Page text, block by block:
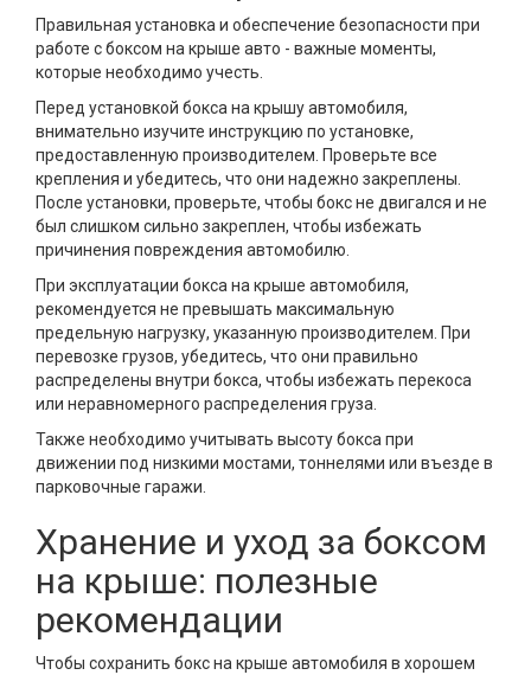
Правильная установка и обеспечение безопасности при
работе с боксом на крыше авто - важные моменты,
которые необходимо учесть.
Перед установкой бокса на крышу автомобиля,
внимательно изучите инструкцию по установке,
предоставленную производителем. Проверьте все
крепления и убедитесь, что они надежно закреплены.
После установки, проверьте, чтобы бокс не двигался и не
был слишком сильно закреплен, чтобы избежать
причинения повреждения автомобилю.
При эксплуатации бокса на крыше автомобиля,
рекомендуется не превышать максимальную
предельную нагрузку, указанную производителем. При
перевозке грузов, убедитесь, что они правильно
распределены внутри бокса, чтобы избежать перекоса
или неравномерного распределения груза.
Также необходимо учитывать высоту бокса при
движении под низкими мостами, тоннелями или въезде в
парковочные гаражи.
Хранение и уход за боксом
на крыше: полезные
рекомендации
Чтобы сохранить бокс на крыше автомобиля в хорошем